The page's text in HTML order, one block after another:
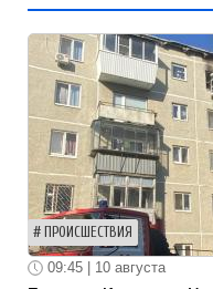
ПРОИСШЕСТВИЯ
09:45 | 10 августа